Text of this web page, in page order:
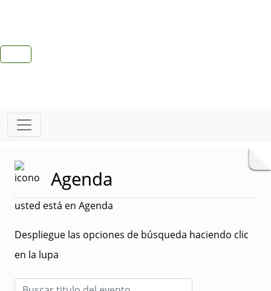
Agenda
usted está en Agenda
Despliegue las opciones de búsqueda haciendo clic
en la lupa